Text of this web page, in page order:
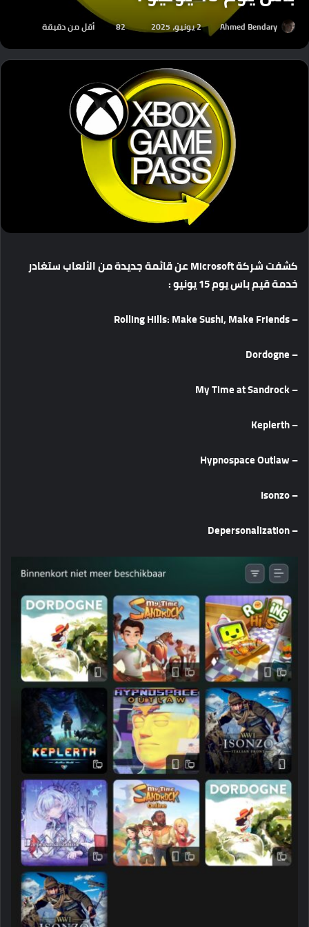
Ahmed Bendary 2 يونيو، 2025 82 أقل من دقيقة
كشفت شركة Microsoft عن قائمة جديدة من الألعاب ستغادر
خدمة قيم باس يوم 15 يونيو :
– Rolling Hills: Make Sushi, Make Friends
– Dordogne
– My Time at Sandrock
– Keplerth
– Hypnospace Outlaw
– Isonzo
–
Depersonalization